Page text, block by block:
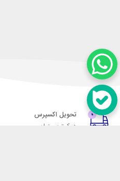
تحویل اکسپرس
در کمترین زمان